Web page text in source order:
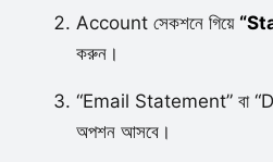
Account সেকশনে গিয়ে
করুন।
“Email Statement” বা
অপশন আসবে।